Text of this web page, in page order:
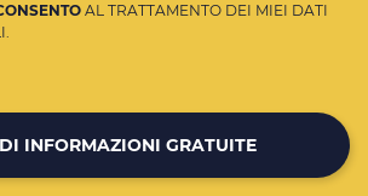
AL TRATTAMENTO DEI MIEI DATI
INFORMAZIONI GRATUITE